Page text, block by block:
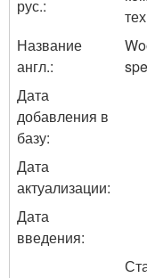
рус.:
Название
англ.:
Дата
добавления в
базу:
Дата
актуализации:
Дата
введения: